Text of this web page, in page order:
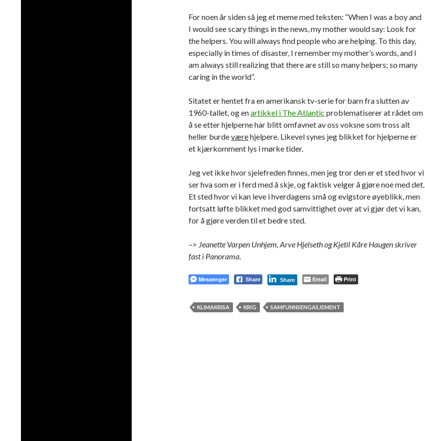
For noen år siden så jeg et meme med teksten: “When I was a boy and
I would see scary things in the news, my mother would say: Look for
the helpers. You will always find people who are helping. To this day,
especially in times of disaster, I remember my mother’s words, and I
am always still realizing that there are still so many helpers; so many
caring in the world”.
Sitatet er hentet fra en amerikansk tv-serie for barn fra slutten av
1960-tallet, og enartikkel i The Atlantic problematiserer at rådet om
å se etter hjelperne har blitt omfavnet av oss voksne som tross alt
heller burdeværehjelpere. Likevel synes jeg blikket for hjelperne er
et kjærkomment lys i mørke tider.
Jeg vet ikke hvor sjelefreden finnes, men jeg tror den er et sted hvor vi
ser hva som er i ferd med å skje, og faktisk velger å gjøre noe med det.
Et sted hvor vi kan leve i hverdagens små og evigstore øyeblikk, men
fortsatt løfte blikket med god samvittighet over at vi gjør det vi kan,
for å gjøre verden til et bedre sted.
–> Jeanette Varpen Unhjem, Arve Hjelseth og Kjetil Kåre Haugen skriver
fast i Panorama.
Messenger Share Share Email Print
KLIMAKRISA KRIG SAMFUNNSENGASJEMENT